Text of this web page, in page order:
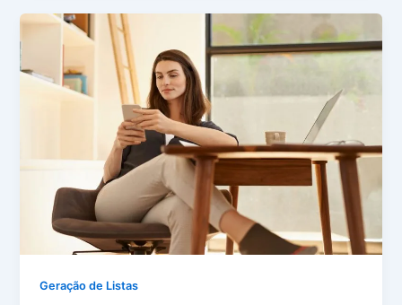
Geração de Listas